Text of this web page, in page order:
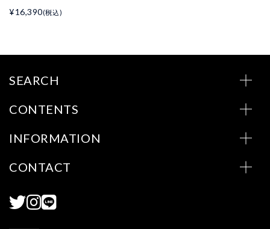
¥16,390(税込)
SEARCH
CONTENTS
INFORMATION
CONTACT